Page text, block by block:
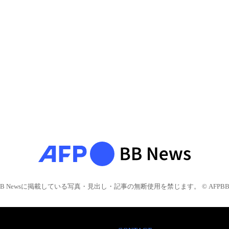
Newsに掲載している写真・見出し・記事の無断使用を禁じます。 © AFPBB